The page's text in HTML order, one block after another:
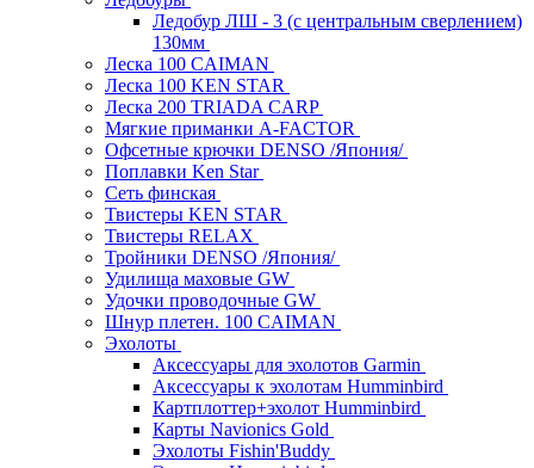
Ледобур ЛШ - 3 (с центральным сверлением)
130мм
Леска 100 CAIMAN
Леска 100 KEN STAR
Леска 200 TRIADA CARP
Мягкие приманки A-FACTOR
Офсетные крючки DENSO /Япония/
Поплавки Ken Star
Сеть финская
Твистеры KEN STAR
Твистеры RELAX
Тройники DENSO /Япония/
Удилища маховые GW
Удочки проводочные GW
Шнур плетен. 100 CAIMAN
Эхолоты
Аксессуары для эхолотов Garmin
Аксессуары к эхолотам Humminbird
Картплоттер+эхолот Humminbird
Карты Navionics Gold
Эхолоты Fishin'Buddy